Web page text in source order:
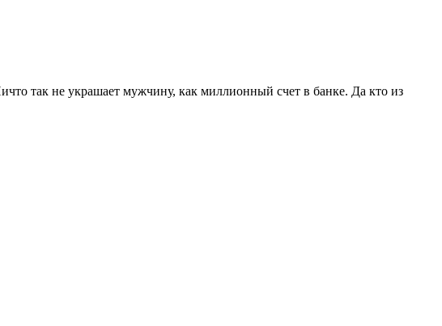
так не украшает мужчину, как миллионный счет в банке. Да кто из